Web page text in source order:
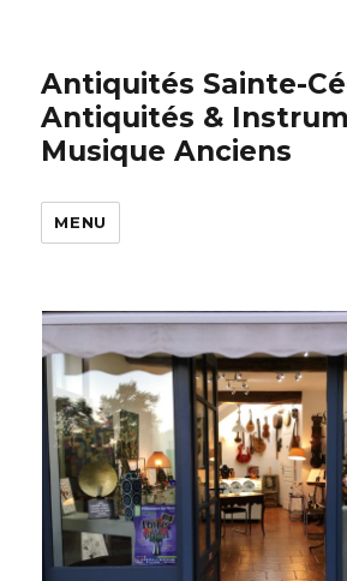
Antiquités Sainte-
Antiquités &
Musique Anciens
MENU